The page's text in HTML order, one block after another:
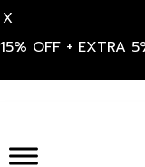
X
15% OFF + EXTRA
content